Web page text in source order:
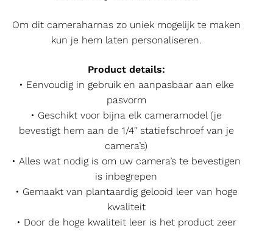
Om dit cameraharnas zo uniek mogelijk te maken
kun je hem laten personaliseren.
Product details:
• Eenvoudig in gebruik en aanpasbaar aan elke
pasvorm
• Geschikt voor bijna elk cameramodel (je
bevestigt hem aan de 1/4″ statiefschroef van je
camera’s)
• Alles wat nodig is om uw camera’s te bevestigen
is inbegrepen
• Gemaakt van plantaardig gelooid leer van hoge
kwaliteit
• Door de hoge kwaliteit leer is het product zeer